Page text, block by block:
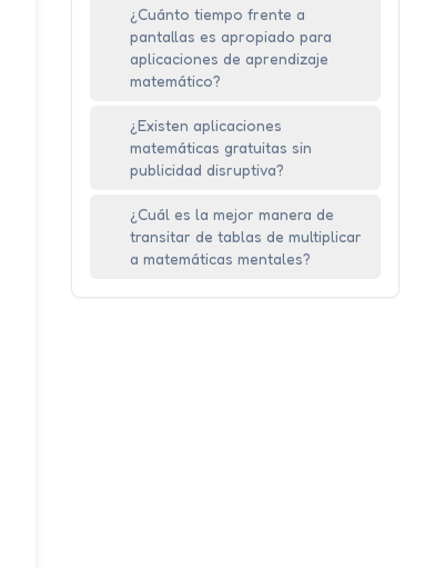
¿Cuánto tiempo frente a
pantallas es apropiado para
aplicaciones de aprendizaje
matemático?
¿Existen aplicaciones
matemáticas gratuitas sin
publicidad disruptiva?
¿Cuál es la mejor manera de
transitar de tablas de multiplicar
a matemáticas mentales?